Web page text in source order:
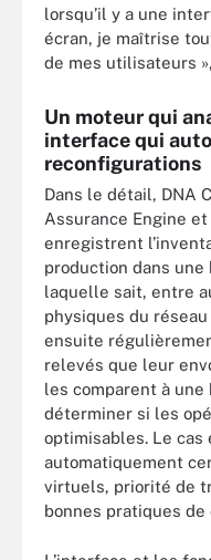
lorsqu’il y a une
écran, je maîtrise
de mes utilisateurs
Un moteur qui
interface qui
reconfigurations
Dans le détail, DNA
Assurance Engine
enregistrent
production dans une
laquelle sait, entre
physiques du
ensuite
relevés que leur
les comparent à une
déterminer si les
optimisables. Le
automatiquement
virtuels, priorité de
bonnes pratiques de